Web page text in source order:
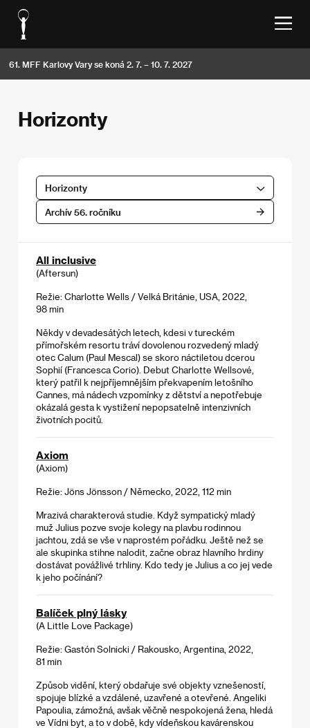
61. MFF Karlovy Vary se koná 2. 7. – 10. 7. 2027
Horizonty
Horizonty
Archív 56. ročníku
All inclusive
(Aftersun)
Režie: Charlotte Wells / Velká Británie, USA, 2022,
98 min
Někdy v devadesátých letech, kdesi v tureckém
přímořském resortu tráví dovolenou rozvedený mladý
otec Calum (Paul Mescal) se skoro náctiletou dcerou
Sophií (Francesca Corio). Debut Charlotte Wellsové,
který patřil k nejpříjemnějším překvapením letošního
Cannes, má nádech vzpomínky z dětství a nepotřebuje
okázalá gesta k vystižení nepopsatelně intenzivních
životních pocitů.
Axiom
(Axiom)
Režie: Jöns Jönsson / Německo, 2022, 112 min
Mrazivá charakterová studie. Když sympatický mladý
muž Julius pozve svoje kolegy na plavbu rodinnou
jachtou, zdá se vše v naprostém pořádku. Ještě než se
ale skupinka stihne nalodit, začne obraz hlavního hrdiny
dostávat povážlivé trhliny. Kdo tedy je Julius a co jej vede
k jeho počínání?
Balíček plný lásky
(A Little Love Package)
Režie: Gastón Solnicki / Rakousko, Argentina, 2022,
81 min
Způsob vidění, který obdařuje své objekty vznešeností,
spojuje blízké a vzdálené, uzavřené a otevřené. Angeliki
Papoulia, zámožná, avšak věčně nespokojená žena, hledá
ve Vídni byt, a to v době, kdy vídeňskou kavárenskou